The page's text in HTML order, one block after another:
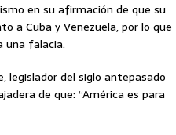
en su afirmación de que su
a Cuba y Venezuela, por lo que
una falacia.
legislador del siglo antepasado
de que: “América es para